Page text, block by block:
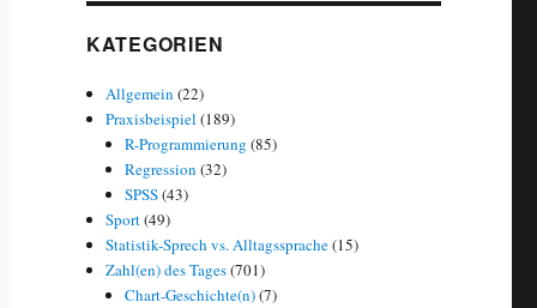
KATEGORIEN
Allgemein (22)
Praxisbeispiel (189)
R-Programmierung (85)
Regression (32)
SPSS(43)
Sport(49)
Statistik-Sprech vs. Alltagssprache(15)
Zahl(en) des Tages(701)
Chart-Geschichte(n)(7)